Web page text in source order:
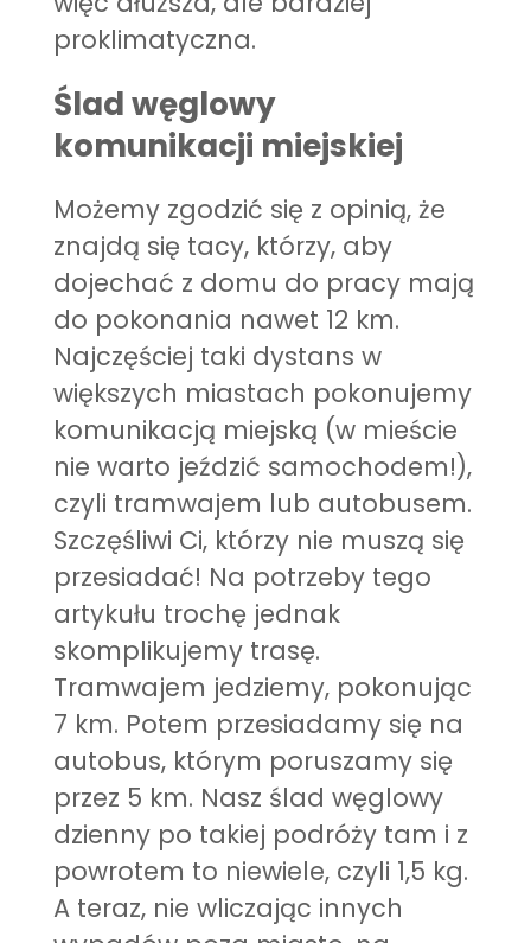
proklimatyczna.
Ślad węglowy
komunikacji miejskiej
Możemy zgodzić się z opinią, że
znajdą się tacy, którzy, aby
dojechać z domu do pracy mają
do pokonania nawet 12 km.
Najczęściej taki dystans w
większych miastach pokonujemy
komunikacją miejską (w mieście
nie warto jeździć samochodem!),
czyli tramwajem lub autobusem.
Szczęśliwi Ci, którzy nie muszą się
przesiadać! Na potrzeby tego
artykułu trochę jednak
skomplikujemy trasę.
Tramwajem jedziemy, pokonując
7 km. Potem przesiadamy się na
autobus, którym poruszamy się
przez 5 km. Nasz ślad węglowy
dzienny po takiej podróży tam i z
powrotem to niewiele, czyli 1,5 kg.
A teraz, nie wliczając innych